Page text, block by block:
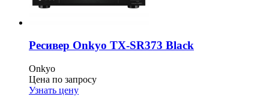
Ресивер Onkyo TX-SR373 Black
Onkyo
Цена по запросу
Узнать цену